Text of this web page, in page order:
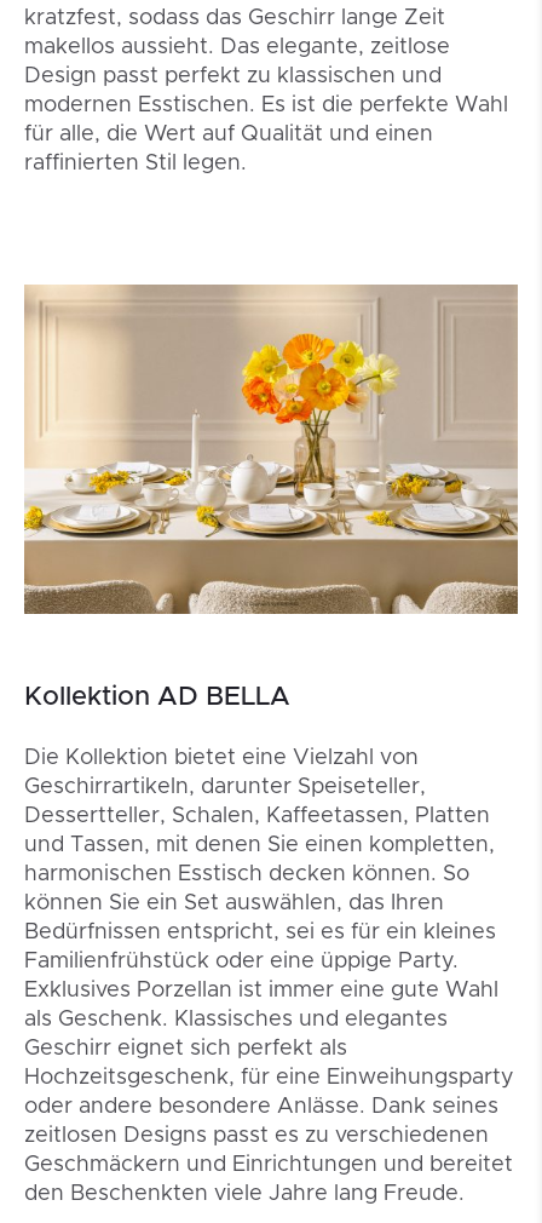
kratzfest, sodass das Geschirr lange Zeit
makellos aussieht. Das elegante, zeitlose
Design passt perfekt zu klassischen und
modernen Esstischen. Es ist die perfekte Wahl
für alle, die Wert auf Qualität und einen
raffinierten Stil legen.
Kollektion AD BELLA
Die Kollektion bietet eine Vielzahl von
Geschirrartikeln, darunter Speiseteller,
Dessertteller, Schalen, Kaffeetassen, Platten
und Tassen, mit denen Sie einen kompletten,
harmonischen Esstisch decken können. So
können Sie ein Set auswählen, das Ihren
Bedürfnissen entspricht, sei es für ein kleines
Familienfrühstück oder eine üppige Party.
Exklusives Porzellan ist immer eine gute Wahl
als Geschenk. Klassisches und elegantes
Geschirr eignet sich perfekt als
Hochzeitsgeschenk, für eine Einweihungsparty
oder andere besondere Anlässe. Dank seines
zeitlosen Designs passt es zu verschiedenen
Geschmäckern und Einrichtungen und bereitet
den Beschenkten viele Jahre lang Freude.